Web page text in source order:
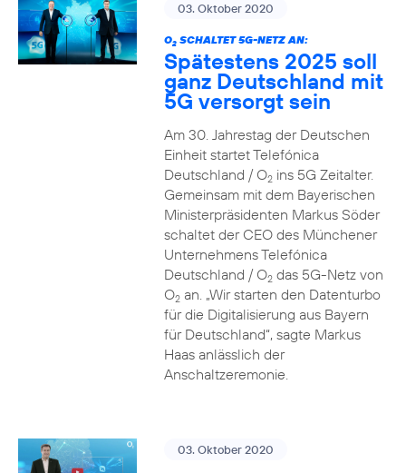
03. Oktober 2020
O2SCHALTET 5G-NETZ AN:
Spätestens 2025 soll
ganz Deutschland mit
5G versorgt sein
Am 30. Jahrestag der Deutschen
Einheit startet Telefónica
Deutschland / O2ins 5G Zeitalter.
Gemeinsam mit dem Bayerischen
Ministerpräsidenten Markus Söder
schaltet der CEO des Münchener
Unternehmens Telefónica
Deutschland / O2das 5G-Netz von
O2an. „Wir starten den Datenturbo
für die Digitalisierung aus Bayern
für Deutschland“, sagte Markus
Haas anlässlich der
Anschaltzeremonie.
03. Oktober 2020